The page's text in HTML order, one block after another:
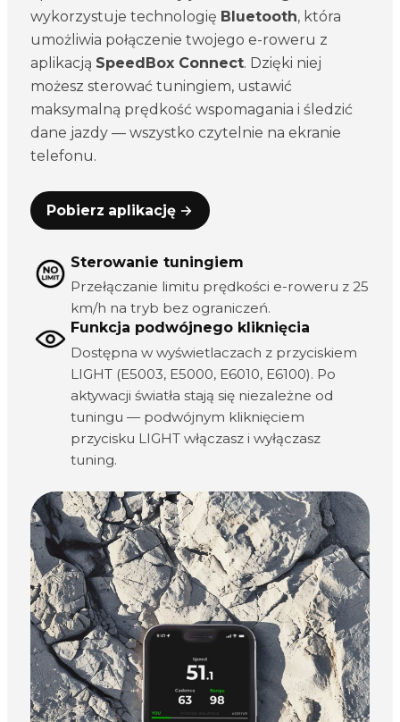
wykorzystuje technologię Bluetooth, która
umożliwia połączenie twojego e-roweru z
aplikacją SpeedBox Connect. Dzięki niej
możesz sterować tuningiem, ustawić
maksymalną prędkość wspomagania i śledzić
dane jazdy — wszystko czytelnie na ekranie
telefonu.
Pobierz aplikację →
Sterowanie tuningiem
Przełączanie limitu prędkości e-roweru z 25
km/h na tryb bez ograniczeń.
Funkcja podwójnego kliknięcia
Dostępna w wyświetlaczach z przyciskiem
LIGHT (E5003, E5000, E6010, E6100). Po
aktywacji światła stają się niezależne od
tuningu — podwójnym kliknięciem
przycisku LIGHT włączasz i wyłączasz
tuning.